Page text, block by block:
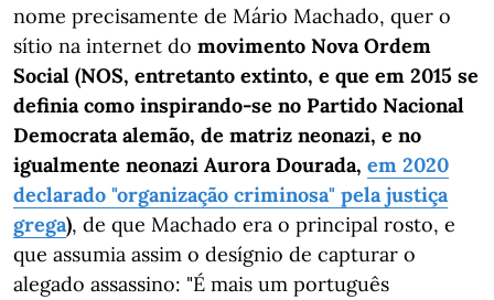
nome precisamente de Mário Machado, quer o
sítio na internet do movimento Nova Ordem
Social (NOS, entretanto extinto, e que em 2015 se
definia como inspirando-se no Partido Nacional
Democrata alemão, de matriz neonazi, e no
igualmente neonazi Aurora Dourada, em 2020
declarado "organização criminosa" pela justiça
grega), de que Machado era o principal rosto, e
que assumia assim o desígnio de capturar o
alegado assassino: "É mais um português